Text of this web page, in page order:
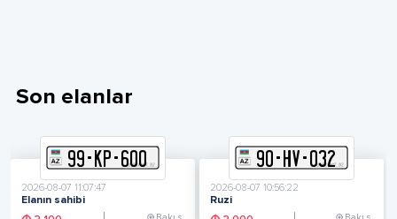
Son elanlar
99- KP-600
2026-08-07 11:07:47
Elanın sahibi
90- HV-032
2026-08-07 10:56:22
Ruzi